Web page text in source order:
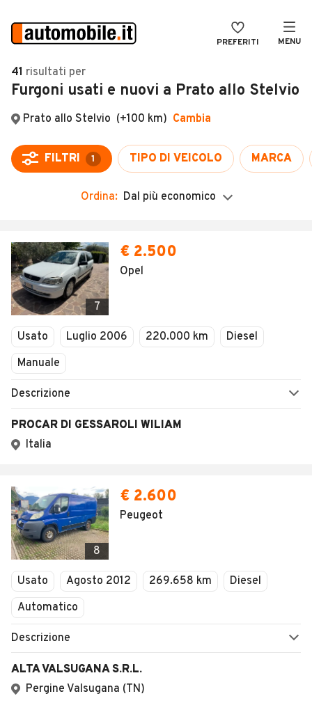
PREFERITI MENU
Auto
Auto usate
Auto Km 0
Auto Nuove
Noleggio a lungo termine
Moto
Camper
Veicoli Commerciali
Concessionari
VENDI
MAGAZINE
ACCEDI
41 risultati per
Furgoni usati e nuovi a Prato allo Stelvio
Ordina: Dal più economico
7
€ 2.500
Opel
Usato Luglio 2006 220.000 km
Diesel
Manuale
Descrizione
PROCAR DI GESSAROLI WILIAM
Italia
8
€ 2.600
Peugeot
Usato Agosto 2012 269.658 km
Diesel
Automatico
Descrizione
ALTA VALSUGANA S.R.L.
Pergine Valsugana (TN)